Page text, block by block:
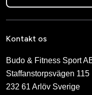
Kontakt os
Budo & Fitness Sport
Staffanstorpsvägen 115
232 61 Arlöv Sverige